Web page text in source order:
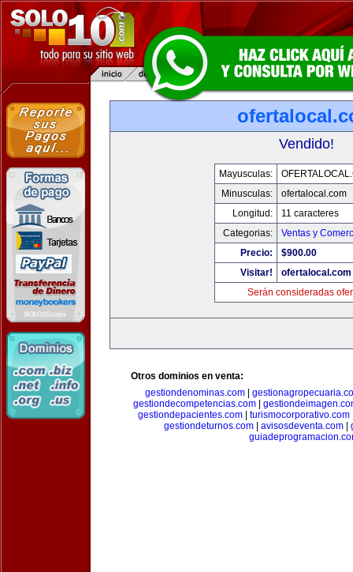
Vendido!
Mayusculas:
Minusculas:
ofertalocal.com
Longitud:
11 caracteres
Categorias:
Ventas y
Precio:
$900.00
Visitar!
ofertalocal.com
Serán consideradas
Otros dominios en venta:
gestiondenominas.com|
gestiondecompetencias.com|
gestiondepacientes.com| turismocorporativo.com
gestiondeturnos.com| avisosdeventa.com|